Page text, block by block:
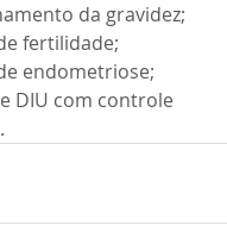
da gravidez;
fertilidade;
endometriose;
DIU com controle